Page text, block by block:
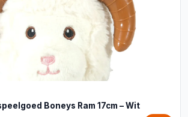
Boneys Ram 17cm – Wit